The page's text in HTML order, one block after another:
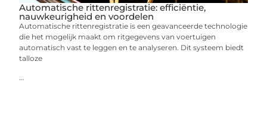
Automatische rittenregistratie: efficiëntie,
nauwkeurigheid en voordelen
Automatische rittenregistratie is een geavanceerde technologie
die het mogelijk maakt om ritgegevens van voertuigen
automatisch vast te leggen en te analyseren. Dit systeem biedt
talloze
...